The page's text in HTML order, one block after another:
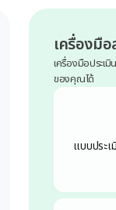
เครื่องมื
เครื่องมือประเ
ของคุณได้
แบบประเ